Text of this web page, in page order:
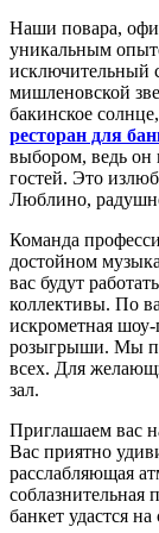
Наши повара,
уникальным
исключительный
мишленовской
бакинское
ресторан для
выбором, ведь он
гостей. Это
Люблино,
Команда
достойном
вас будут
коллективы. По
искрометная
розыгрыши. Мы
всех. Для
зал.
Приглашаем вас
Вас приятно
расслабляющая
банкет удастся